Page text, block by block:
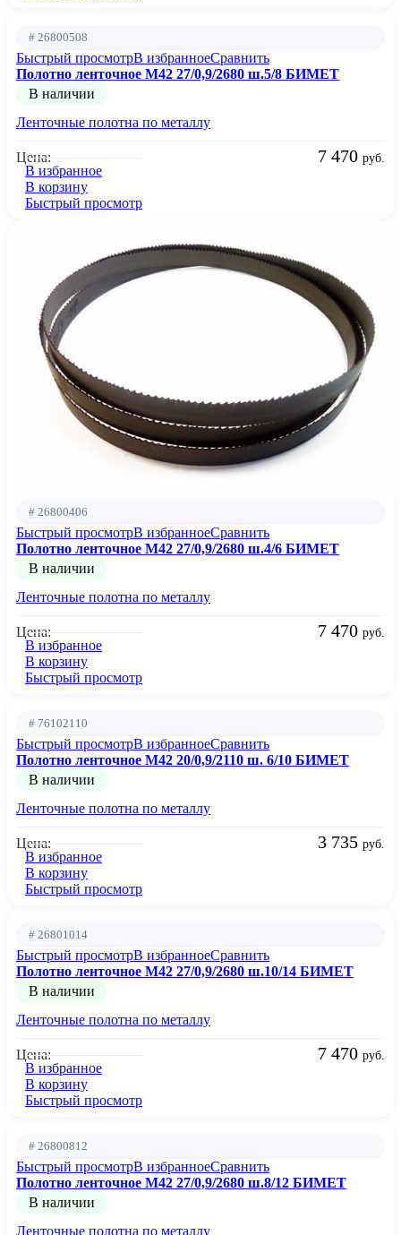
# 26800508
Быстрый просмотрВ избранноеСравнить
Полотно ленточное М42 27/0,9/2680 ш.5/8 БИМЕТ
В наличии
Ленточные полотна по металлу
Цена: 7 470 руб.
В избранное
В корзину
Быстрый просмотр
# 26800406
Быстрый просмотрВ избранноеСравнить
Полотно ленточное М42 27/0,9/2680 ш.4/6 БИМЕТ
В наличии
Ленточные полотна по металлу
Цена: 7 470 руб.
В избранное
В корзину
Быстрый просмотр
# 76102110
Быстрый просмотрВ избранноеСравнить
Полотно ленточное М42 20/0,9/2110 ш. 6/10 БИМЕТ
В наличии
Ленточные полотна по металлу
Цена: 3 735 руб.
В избранное
В корзину
Быстрый просмотр
# 26801014
Быстрый просмотрВ избранноеСравнить
Полотно ленточное М42 27/0,9/2680 ш.10/14 БИМЕТ
В наличии
Ленточные полотна по металлу
Цена: 7 470 руб.
В избранное
В корзину
Быстрый просмотр
# 26800812
Быстрый просмотрВ избранноеСравнить
Полотно ленточное М42 27/0,9/2680 ш.8/12 БИМЕТ
В наличии
Ленточные полотна по металлу